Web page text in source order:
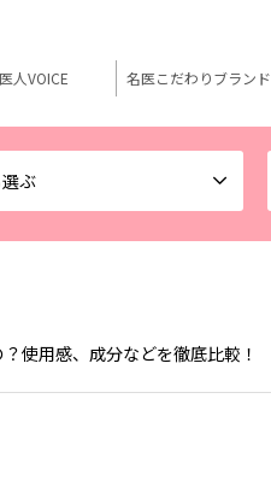
ぶ
医人VOICE 名医こだわりブランド
使用感、成分などを徹底比較！